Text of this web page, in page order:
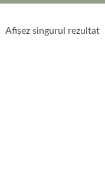
Afișez singurul rezultat